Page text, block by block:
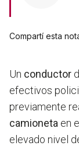
Compartí esta
Un conductor
efectivos
previamente
camioneta en el
elevado nivel